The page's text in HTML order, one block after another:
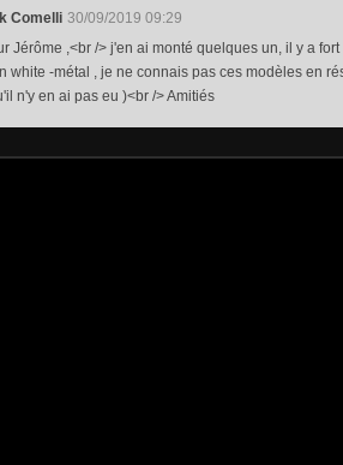
Comelli 30/09/2019 09:29
Jérôme ,<br /> j'en ai monté quelques un, il y a
white -métal , je ne connais pas ces modèles en
n'y en ai pas eu )<br /> Amitiés